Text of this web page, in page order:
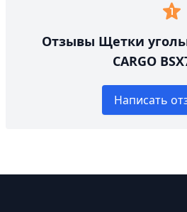
Отзывы Щетки
CARGO
Написать